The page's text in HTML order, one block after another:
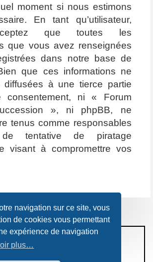
navigation sur ce site, vous
de cookies vous permettant
expérience de navigation
plus…
moment si nous estimons
En tant qu’utilisateur,
que toutes les
que vous avez renseignées
dans notre base de
que ces informations ne
diffusées à une tierce partie
consentement, ni « Forum
», ni phpBB, ne
tenus comme responsables
tentative de piratage
visant à compromettre vos
D’UTILISATION
DE VIE PRIVÉE